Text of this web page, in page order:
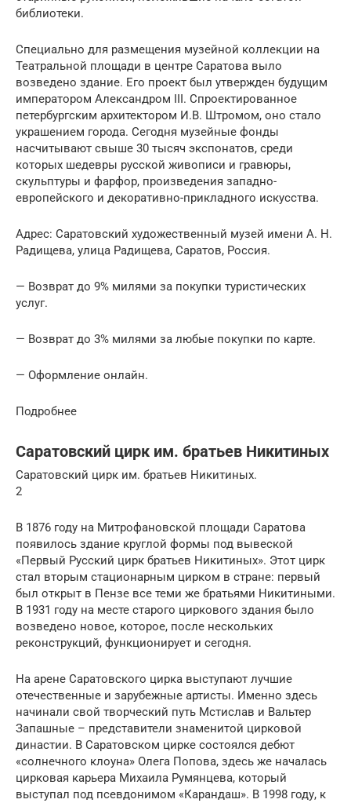
библиотеки.
Специально для размещения музейной коллекции на
Театральной площади в центре Саратова выло
возведено здание. Его проект был утвержден будущим
императором Александром III. Спроектированное
петербургским архитектором И.В. Штромом, оно стало
украшением города. Сегодня музейные фонды
насчитывают свыше 30 тысяч экспонатов, среди
которых шедевры русской живописи и гравюры,
скульптуры и фарфор, произведения западно-
европейского и декоративно-прикладного искусства.
Адрес: Саратовский художественный музей имени А. Н.
Радищева, улица Радищева, Саратов, Россия.
— Возврат до 9% милями за покупки туристических
услуг.
— Возврат до 3% милями за любые покупки по карте.
— Оформление онлайн.
Подробнее
Саратовский цирк им. братьев Никитиных
Саратовский цирк им. братьев Никитиных.
2
В 1876 году на Митрофановской площади Саратова
появилось здание круглой формы под вывеской
«Первый Русский цирк братьев Никитиных». Этот цирк
стал вторым стационарным цирком в стране: первый
был открыт в Пензе все теми же братьями Никитиными.
В 1931 году на месте старого циркового здания было
возведено новое, которое, после нескольких
реконструкций, функционирует и сегодня.
На арене Саратовского цирка выступают лучшие
отечественные и зарубежные артисты. Именно здесь
начинали свой творческий путь Мстислав и Вальтер
Запашные – представители знаменитой цирковой
династии. В Саратовском цирке состоялся дебют
«солнечного клоуна» Олега Попова, здесь же началась
цирковая карьера Михаила Румянцева, который
выступал под псевдонимом «Карандаш». В 1998 году, к